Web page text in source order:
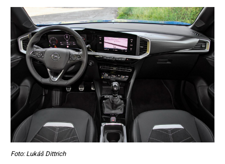
Foto: Lukáš Dittrich